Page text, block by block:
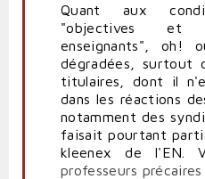
Quant aux
"objectives et
enseignants", oh!
dégradées, surtout
titulaires, dont il
dans les réactions
notamment des
faisait pourtant
kleenex de l'EN.
professeurs précaires